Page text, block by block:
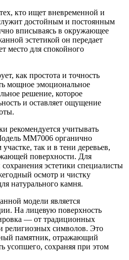
кто ищет вневременной и
достойным и постоянным
вписываясь в окружающее
эстетикой он передает
место для спокойного
как простота и точность
мощное эмоциональное
решение, которое
и оставляет ощущение
рекомендуется учитывать
ММ7006 органично
так и в тени деревьев,
поверхности. Для
эстетики специалисты
осмотр и чистку
натурального камня.
модели является
На лицевую поверхность
— от традиционных
религиозных символов. Это
памятник, отражающий
усопшего, сохраняя при этом